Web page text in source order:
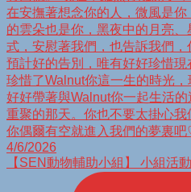
【SEN動物輔助小組】 小組活